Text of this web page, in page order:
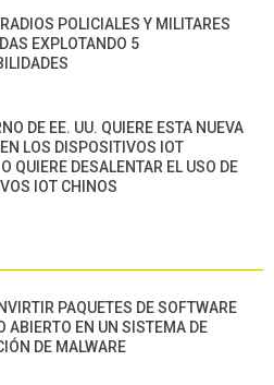
POLICIALES Y MILITARES
EXPLOTANDO 5
DE EE. UU. QUIERE ESTA NUEVA
LOS DISPOSITIVOS IOT
QUIERE DESALENTAR EL USO DE
IOT CHINOS
PAQUETES DE SOFTWARE
ABIERTO EN UN SISTEMA DE
DE MALWARE